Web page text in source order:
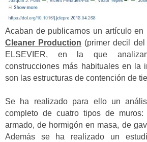
Acaban de publicarnos un artículo
Cleaner Production (primer decil
ELSEVIER, en la que
construcciones más habituales en la
son las estructuras de contención de
Se ha realizado para ello un
completo de cuatro tipos de muros:
armado, de hormigón en masa, de
Además se ha realizado un